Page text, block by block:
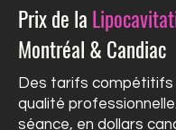
Prix de la
Montréal & Candiac
Des tarifs compétitifs
qualité
séance, en dollars